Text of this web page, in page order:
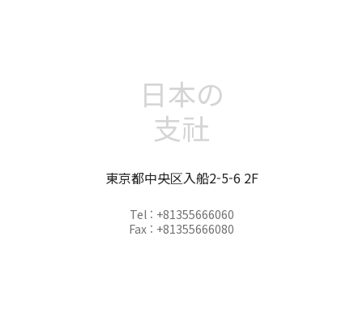
日本の
支社
東京都中央区入船2-5-6 2F
Tel : +81355666060
Fax : +81355666080